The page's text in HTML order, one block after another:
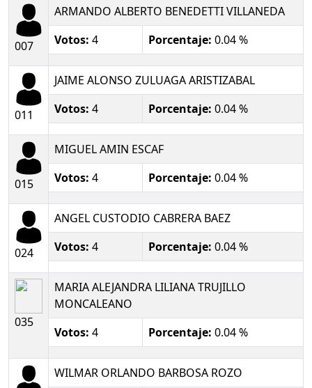
007
ARMANDO ALBERTO BENEDETTI VILLANEDA
Votos: 4 Porcentaje: 0.04 %
011
JAIME ALONSO ZULUAGA ARISTIZABAL
Votos: 4 Porcentaje: 0.04 %
015
MIGUEL AMIN ESCAF
Votos: 4 Porcentaje: 0.04 %
024
ANGEL CUSTODIO CABRERA BAEZ
Votos: 4 Porcentaje: 0.04 %
035
MARIA ALEJANDRA LILIANA TRUJILLO
MONCALEANO
Votos: 4 Porcentaje: 0.04 %
WILMAR ORLANDO BARBOSA ROZO